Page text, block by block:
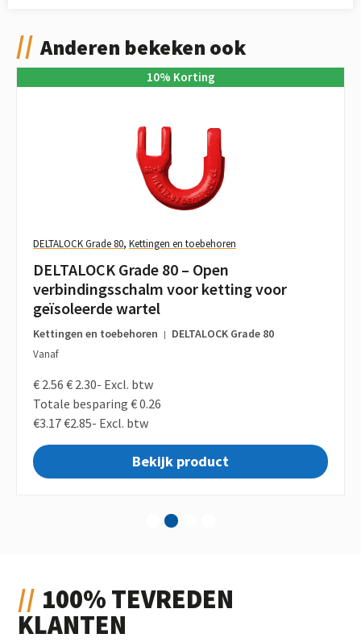
Anderen bekeken ook
10% Korting
DELTALOCK Grade 80, Kettingen en toebehoren
DELTALOCK Grade 80 – Open
verbindingsschalm voor ketting voor
geïsoleerde wartel
Kettingen en toebehoren DELTALOCK Grade 80
Vanaf
€ 2.56 € 2.30- Excl. btw
Totale besparing € 0.26
€3.17€2.85- Excl. btw
Bekijk product
4
100% TEVREDEN
KLANTEN